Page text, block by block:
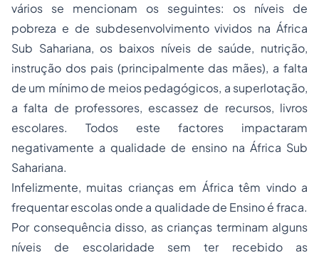
vários se mencionam os seguintes: os níveis de
pobreza e de subdesenvolvimento vividos na África
Sub Sahariana, os baixos níveis de saúde, nutrição,
instrução dos pais (principalmente das mães), a falta
de um mínimo de meios pedagógicos, a superlotação,
a falta de professores, escassez de recursos, livros
escolares. Todos este factores impactaram
negativamente a qualidade de ensino na África Sub
Sahariana.
Infelizmente, muitas crianças em África têm vindo a
frequentar escolas onde a qualidade de Ensino é fraca.
Por consequência disso, as crianças terminam alguns
níveis de escolaridade sem ter recebido as